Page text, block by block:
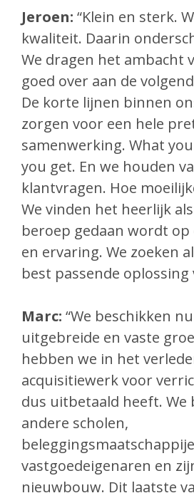
Jeroen: “Klein en sterk.
kwaliteit. Daarin
We dragen het ambacht
goed over aan de
De korte lijnen binnen
zorgen voor een hele
samenwerking. What
you get. En we houden
klantvragen. Hoe
We vinden het heerlijk
beroep gedaan wordt op
en ervaring. We zoeken
best passende oplossing
Marc: “We beschikken
uitgebreide en vaste
hebben we in het
acquisitiewerk voor
dus uitbetaald heeft. We
andere scholen,
vastgoedeigenaren en
nieuwbouw. Dit laatste